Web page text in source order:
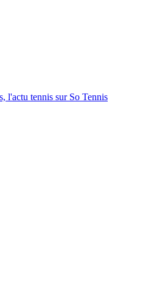
tennis sur So Tennis
tennis sur So Tennis